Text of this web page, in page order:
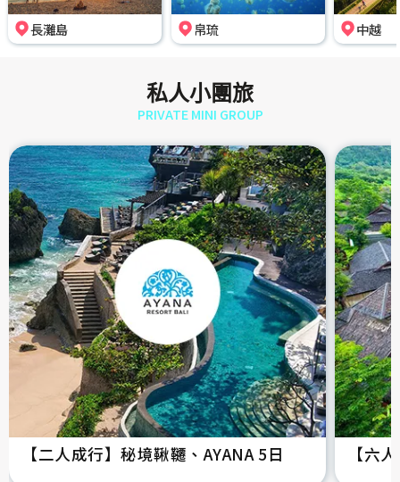
長灘島 帛琉 中越
私人小團旅
PRIVATE MINI GROUP
【二人成行】秘境鞦韆、AYANA 5日 【六